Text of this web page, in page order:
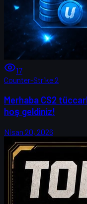
17
Counter-Strike 2
Merhaba CS2
hoş geldiniz!
Nisan 20, 2026